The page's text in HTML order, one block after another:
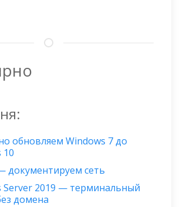
обновляем Windows 7 до
10
документируем сеть
Server 2019 — терминальный
домена